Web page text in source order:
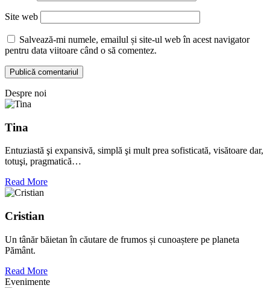
Site web
Salvează-mi numele, emailul și site-ul web în acest navigator
pentru data viitoare când o să comentez.
Despre noi
Tina
Entuziastă şi expansivă, simplă şi mult prea sofisticată, visătoare dar,
totuşi, pragmatică…
Read More
Cristian
Un tânăr băietan în căutare de frumos și cunoaștere pe planeta
Pământ.
Read More
Evenimente